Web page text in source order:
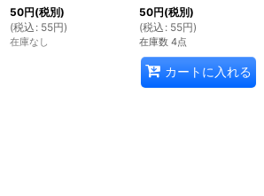
50円(税別)
(税込 : 55円)
在庫なし
50円(税別)
(税込 : 55円)
在庫数 4点
カートに入れる